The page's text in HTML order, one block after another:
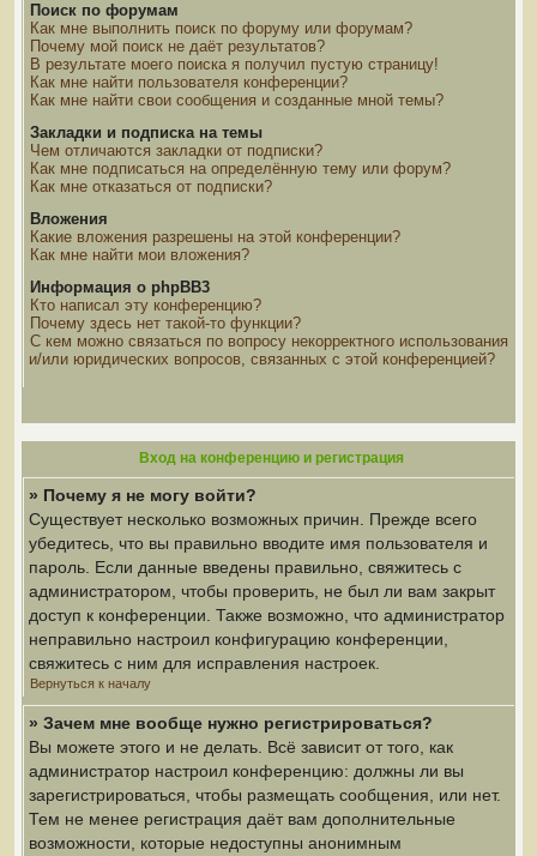
Поиск по форумам
Как мне выполнить поиск по форуму или форумам?
Почему мой поиск не даёт результатов?
В результате моего поиска я получил пустую страницу!
Как мне найти пользователя конференции?
Как мне найти свои сообщения и созданные мной темы?
Закладки и подписка на темы
Чем отличаются закладки от подписки?
Как мне подписаться на определённую тему или форум?
Как мне отказаться от подписки?
Вложения
Какие вложения разрешены на этой конференции?
Как мне найти мои вложения?
Информация о phpBB3
Кто написал эту конференцию?
Почему здесь нет такой-то функции?
С кем можно связаться по вопросу некорректного использования
и/или юридических вопросов, связанных с этой конференцией?
Вход на конференцию и регистрация
» Почему я не могу войти?
Существует несколько возможных причин. Прежде всего
убедитесь, что вы правильно вводите имя пользователя и
пароль. Если данные введены правильно, свяжитесь с
администратором, чтобы проверить, не был ли вам закрыт
доступ к конференции. Также возможно, что администратор
неправильно настроил конфигурацию конференции,
свяжитесь с ним для исправления настроек.
Вернуться к началу
» Зачем мне вообще нужно регистрироваться?
Вы можете этого и не делать. Всё зависит от того, как
администратор настроил конференцию: должны ли вы
зарегистрироваться, чтобы размещать сообщения, или нет.
Тем не менее регистрация даёт вам дополнительные
возможности, которые недоступны анонимным